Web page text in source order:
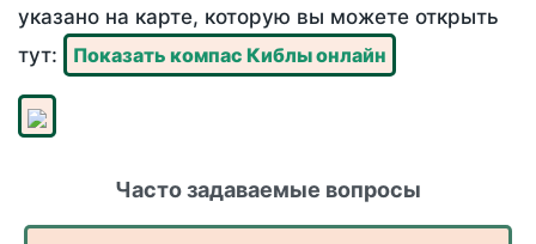
указано на карте, которую вы можете открыть
тут:
Показать компас Киблы онлайн
Часто задаваемые вопросы